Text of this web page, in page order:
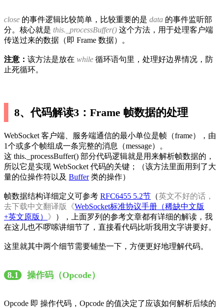
close 的事件逻辑比较简单，比较重要的是 data 的事件监听部
分。核心就是 this._processBuffer() 这个方法，用于处理客户端
传送过来的数据（即 Frame 数据）。
注意： 该方法是放在 while 循环语句里，处理好边界情况，防
止死循环。
8、代码解读3：Frame 帧数据的处理
WebSocket 客户端、服务端通信的最小单位是帧（frame），由
1个或多个帧组成一条完整的消息（message）。
这 this._processBuffer() 部分代码逻辑就是用来解析帧数据的，
所以它是实现 WebSocket 代码的关键；（该方法里面用到了大
量的位操作符以及 Buffer类的操作）
帧数据结构详细定义可参考 RFC6455 5.2节 （英文不好的话，
去下载中文翻译版《WebSocket标准协议手册（稀缺中文版
+英文原版） 》
），上面罗列的参考文章都有详细的解读，我
在这儿也不啰嗦讲细节了，直接看代码比听我用文字讲要好。
这里就其中两个细节需要铺垫一下，方便更好地理解代码。
8.1 操作码（Opcode）
Opcode 即 操作代码，Opcode 的值决定了应该如何解析后续的